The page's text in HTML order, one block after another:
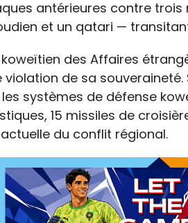
antérieures contre
et un qatari —
koweïtien des Affaires
de sa souveraineté.
systèmes de défense
15 missiles de
du conflit régional.